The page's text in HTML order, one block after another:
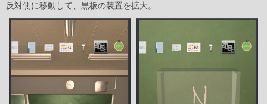
反対側に移動して、黒板の装置を拡大。